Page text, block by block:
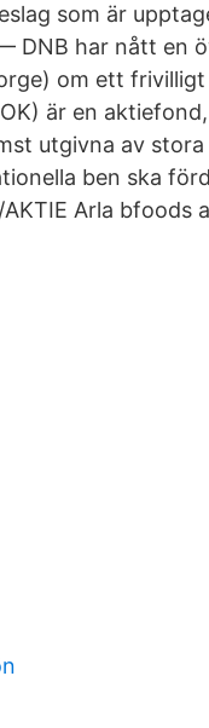
som är
DNB har nått en
om ett
är en
utgivna av
ben ska
AKTIE Arla